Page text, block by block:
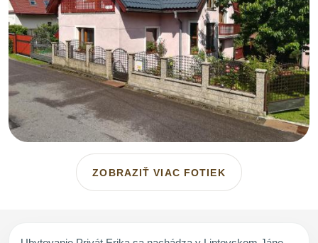
ZOBRAZIŤ VIAC FOTIEK